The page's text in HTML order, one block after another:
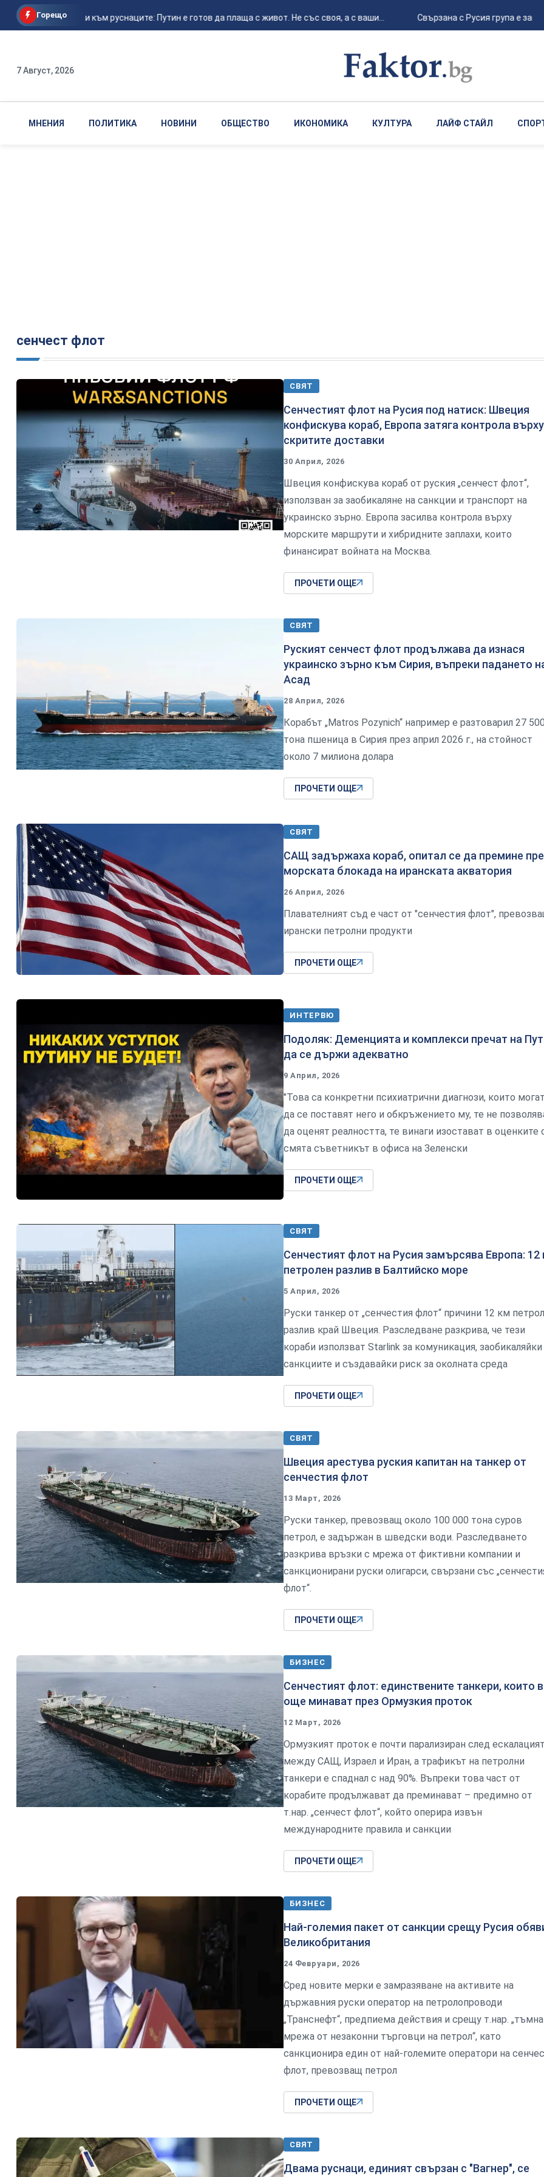
Горещо
Ходорковски към руснаците: Путин е готов да плаща с живот. Не със своя, а с ваши... Свързана с Русия група е
7 Август, 2026
МНЕНИЯ ПОЛИТИКА НОВИНИ ОБЩЕСТВО ИКОНОМИКА КУЛТУРА ЛАЙФ СТАЙЛ
сенчест флот
СВЯТ
Сенчестият флот на Русия под натиск: Швеция
конфискува кораб, Европа затяга контрола върху
скритите доставки
30 Април, 2026
Швеция конфискува кораб от руския „сенчест флот“,
използван за заобикаляне на санкции и транспорт на
украинско зърно. Европа засилва контрола върху
морските маршрути и хибридните заплахи, които
финансират войната на Москва.
ПРОЧЕТИ ОЩЕ
СВЯТ
Руският сенчест флот продължава да изнася
украинско зърно към Сирия, въпреки падането
Асад
28 Април, 2026
Корабът „Matros Pozynich“ например е разтоварил 27
тона пшеница в Сирия през април 2026 г., на стойност
около 7 милиона долара
ПРОЧЕТИ ОЩЕ
СВЯТ
САЩ задържаха кораб, опитал се да премине
морската блокада на иранската акватория
26 Април, 2026
Плавателният съд е част от "сенчестия флот",
ирански петролни продукти
ПРОЧЕТИ ОЩЕ
ИНТЕРВЮ
Подоляк: Деменцията и комплекси пречат на
да се държи адекватно
9 Април, 2026
"Това са конкретни психиатрични диагнози, които
да се поставят него и обкръжението му, те не
да оценят реалността, те винаги изостават в оценките
смята съветникът в офиса на Зеленски
ПРОЧЕТИ ОЩЕ
СВЯТ
Сенчестият флот на Русия замърсява Европа: 12
петролен разлив в Балтийско море
5 Април, 2026
Руски танкер от „сенчестия флот“ причини 12 км
разлив край Швеция. Разследване разкрива, че тези
кораби използват Starlink за комуникация, заобикаляйки
санкциите и създавайки риск за околната среда
ПРОЧЕТИ ОЩЕ
СВЯТ
Швеция арестува руския капитан на танкер от
сенчестия флот
13 Март, 2026
Руски танкер, превозващ около 100 000 тона суров
петрол, е задържан в шведски води. Разследването
разкрива връзки с мрежа от фиктивни компании и
санкционирани руски олигарси, свързани със
флот“.
ПРОЧЕТИ ОЩЕ
БИЗНЕС
Сенчестият флот: единствените танкери, които
още минават през Ормузкия проток
12 Март, 2026
Ормузкият проток е почти парализиран след
между САЩ, Израел и Иран, а трафикът на петролни
танкери е спаднал с над 90%. Въпреки това част от
корабите продължават да преминават – предимно от
т.нар. „сенчест флот“, който оперира извън
международните правила и санкции
ПРОЧЕТИ ОЩЕ
БИЗНЕС
Най-големия пакет от санкции срещу Русия
Великобритания
24 Февруари, 2026
Сред новите мерки е замразяване на активите на
държавния руски оператор на петролопроводи
„Транснефт“, предпиема действия и срещу т.нар. „тъмна
мрежа от незаконни търговци на петрол“, като
санкционира един от най-големите оператори на
флот, превозващ петрол
ПРОЧЕТИ ОЩЕ
СВЯТ
Двама руснаци, единият свързан с "Вагнер", се